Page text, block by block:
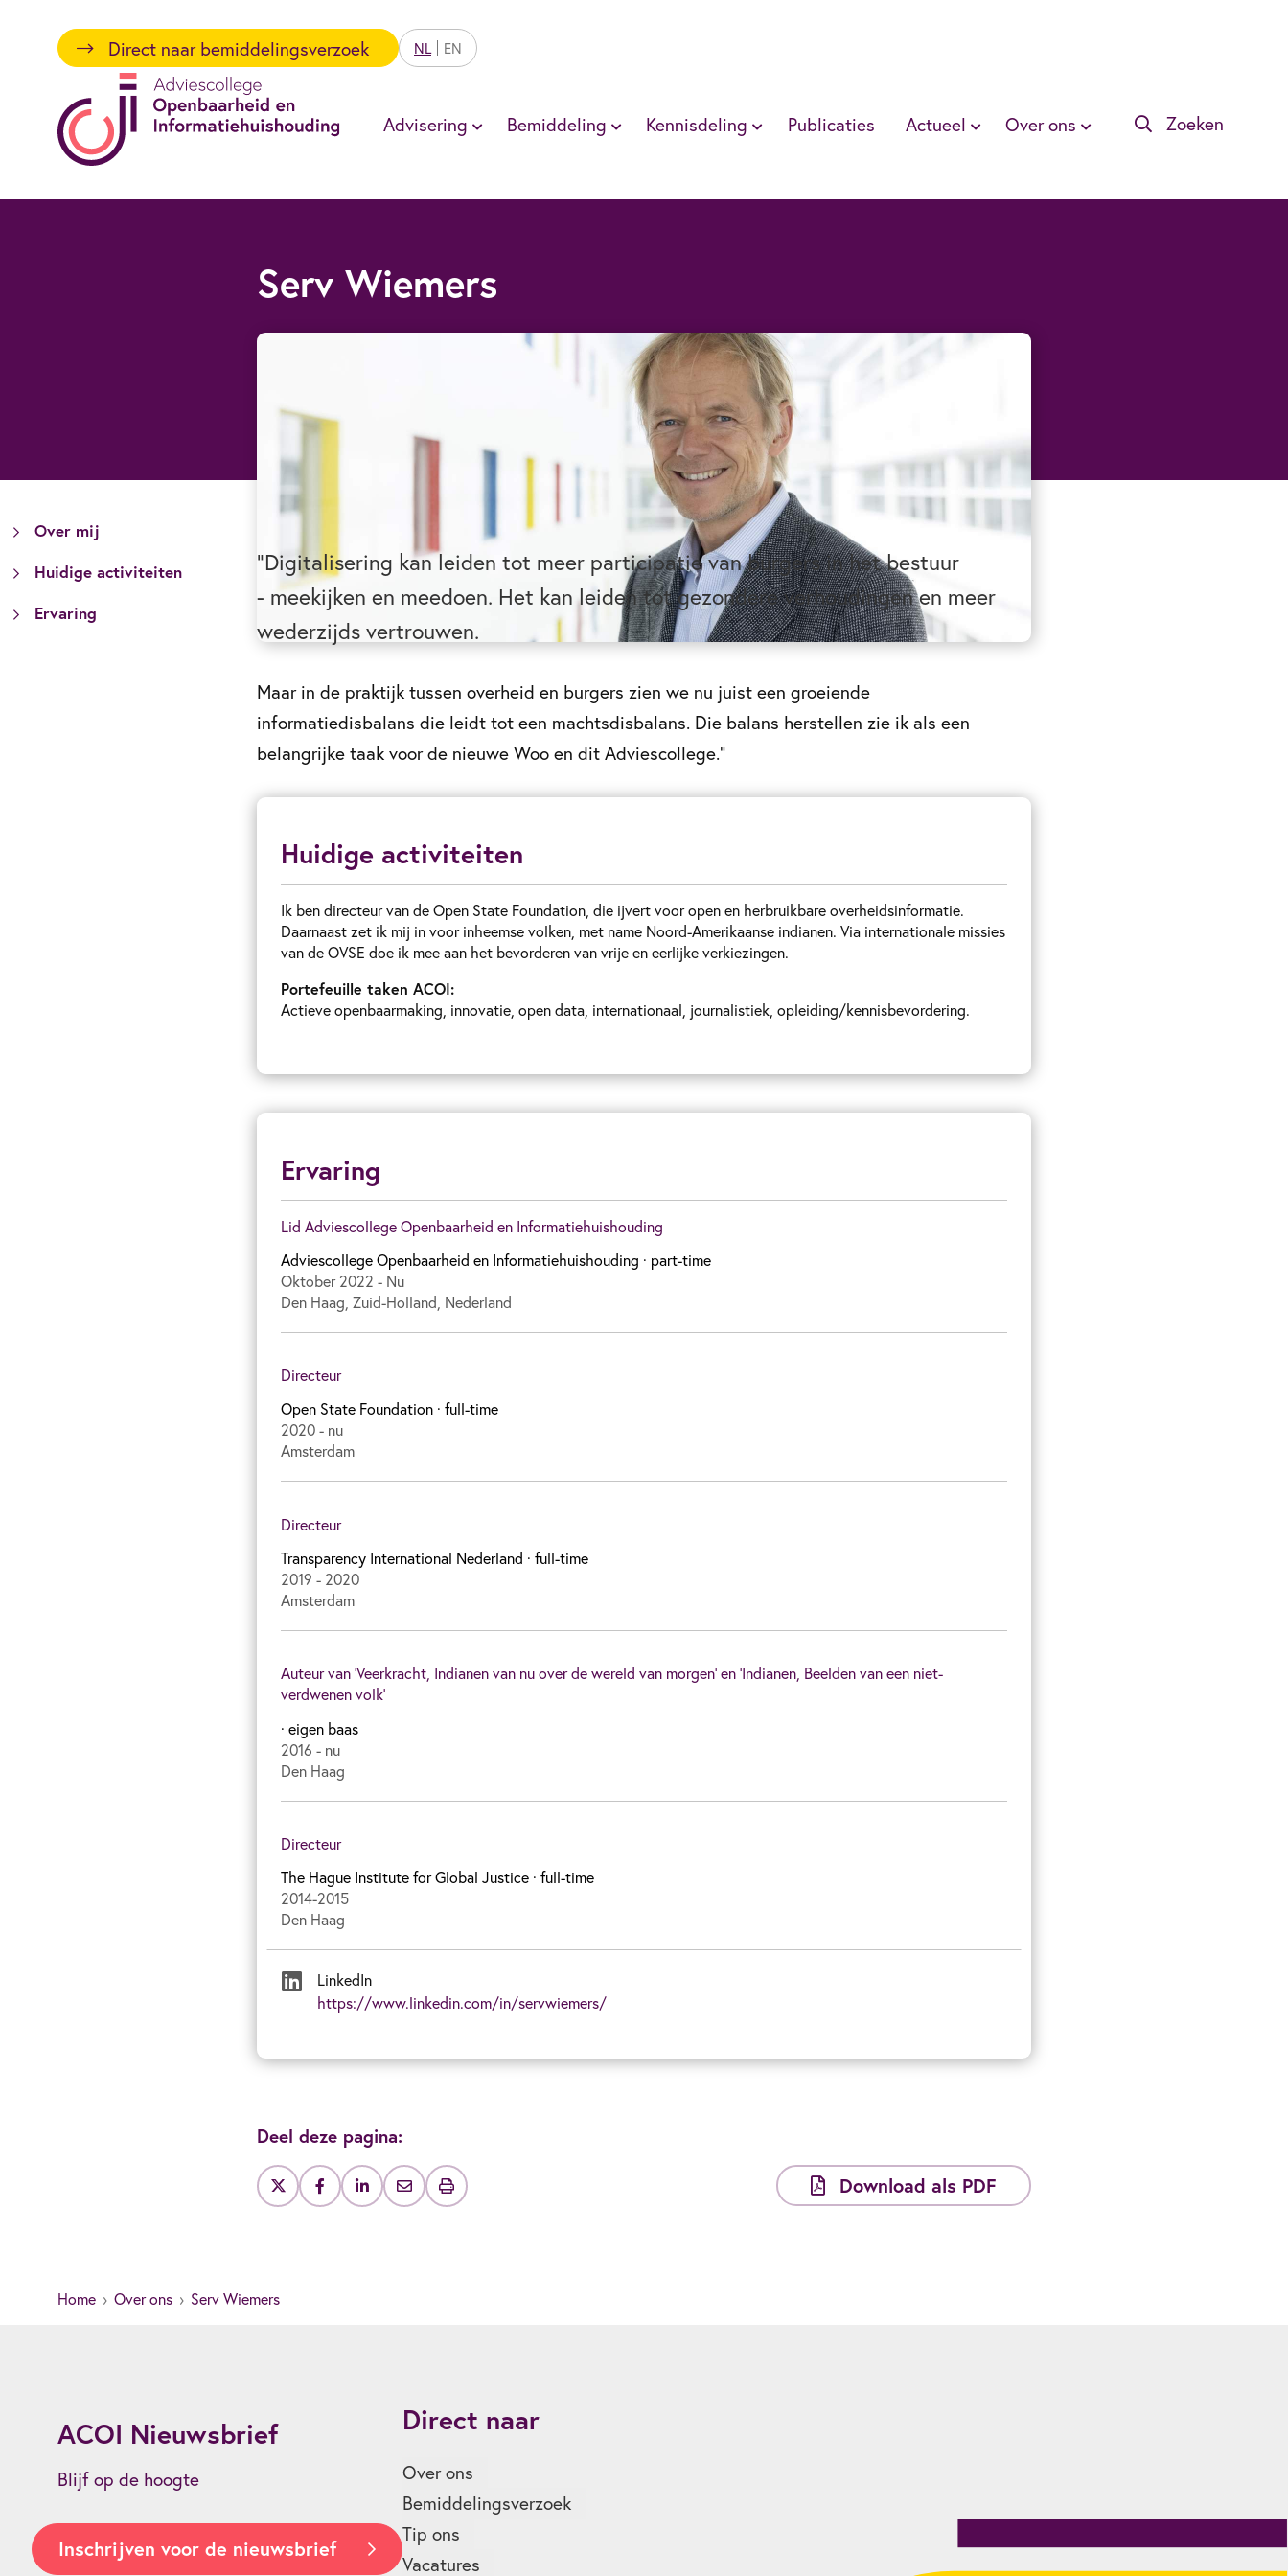
Direct naar bemiddelingsverzoek NL EN
Advisering Bemiddeling Kennisdeling Publicaties Actueel Over ons Zoeken
Serv Wiemers
Over mij
Huidige activiteiten
Ervaring
“Digitalisering kan leiden tot meer participatie van burgers in het bestuur
- meekijken en meedoen. Het kan leiden tot gezondere verhoudingen en meer
wederzijds vertrouwen.
Maar in de praktijk tussen overheid en burgers zien we nu juist een groeiende
informatiedisbalans die leidt tot een machtsdisbalans. Die balans herstellen zie ik als een
belangrijke taak voor de nieuwe Woo en dit Adviescollege.”
Huidige activiteiten
Ik ben directeur van de Open State Foundation, die ijvert voor open en herbruikbare overheidsinformatie.
Daarnaast zet ik mij in voor inheemse volken, met name Noord-Amerikaanse indianen. Via internationale missies
van de OVSE doe ik mee aan het bevorderen van vrije en eerlijke verkiezingen.
Portefeuille taken ACOI:
Actieve openbaarmaking, innovatie, open data, internationaal, journalistiek, opleiding/kennisbevordering.
Ervaring
Lid Adviescollege Openbaarheid en Informatiehuishouding
Adviescollege Openbaarheid en Informatiehuishouding · part-time
Oktober 2022 - Nu
Den Haag, Zuid-Holland, Nederland
Directeur
Open State Foundation · full-time
2020 - nu
Amsterdam
Directeur
Transparency International Nederland · full-time
2019 - 2020
Amsterdam
Auteur van ‘Veerkracht, Indianen van nu over de wereld van morgen’ en ‘Indianen, Beelden van een niet-
verdwenen volk’
· eigen baas
2016 - nu
Den Haag
Directeur
The Hague Institute for Global Justice · full-time
2014-2015
Den Haag
LinkedIn
https://www.linkedin.com/in/servwiemers/
Deel deze pagina:
Download als PDF
Home Over ons Serv Wiemers
ACOI Nieuwsbrief
Blijf op de hoogte
Inschrijven voor de nieuwsbrief
Direct naar
Over ons
Bemiddelingsverzoek
Tip ons
Vacatures